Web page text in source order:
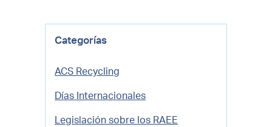
Categorías
ACS Recycling
Días Internacionales
Legislación sobre los RAEE